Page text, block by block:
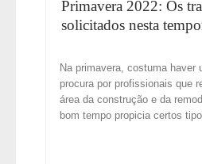
Primavera 2022: Os
solicitados nesta
Na primavera, costuma haver
procura por profissionais que
área da construção e da
bom tempo propicia certos